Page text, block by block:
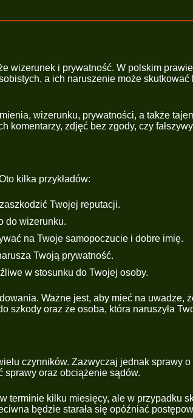
wizerunek i prywatność. W polskim
a ich naruszenie może
wizerunku, prywatności, a także
zdjęć bez zgody, czy
kilka przykładów:
Twojej reputacji.
do wizerunku.
na Twoje samopoczucie i dobre imię.
Twoją prywatność.
w stosunku do Twojej osoby.
Ważne jest, aby mieć na
oraz że osoba, która naruszyła
czynników. Zazwyczaj jednak sprawy
sprawy oraz obciążenie sądów.
terminie kilku miesięcy, ale w przypadku
będzie starała się opóźniać